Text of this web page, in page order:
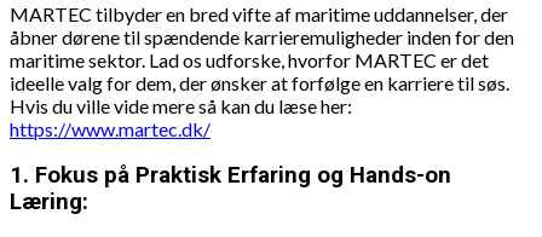
MARTEC tilbyder en bred vifte af maritime uddannelser, der
åbner dørene til spændende karrieremuligheder inden for den
maritime sektor. Lad os udforske, hvorfor MARTEC er det
ideelle valg for dem, der ønsker at forfølge en karriere til søs.
Hvis du ville vide mere så kan du læse her:
https://www.martec.dk/
1. Fokus på Praktisk Erfaring og Hands-on
Læring: